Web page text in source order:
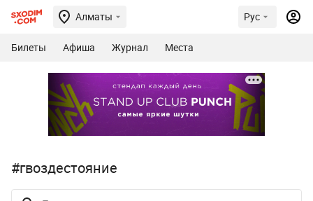
Алматы Рус
Билеты Афиша Журнал Места
#гвоздестояние